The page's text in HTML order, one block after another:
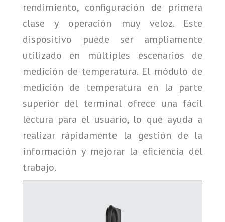
rendimiento, configuración de primera
clase y operación muy veloz. Este
dispositivo puede ser ampliamente
utilizado en múltiples escenarios de
medición de temperatura. El módulo de
medición de temperatura en la parte
superior del terminal ofrece una fácil
lectura para el usuario, lo que ayuda a
realizar rápidamente la gestión de la
información y mejorar la eficiencia del
trabajo.